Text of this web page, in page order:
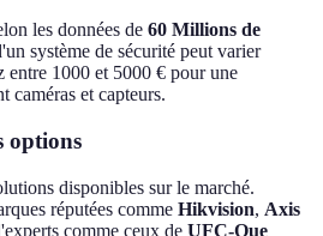
les données de 60 Millions de
système de sécurité peut varier
entre 1000 et 5000 € pour une
caméras et capteurs.
options
disponibles sur le marché.
réputées comme Hikvision, Axis
comme ceux de UFC-Que